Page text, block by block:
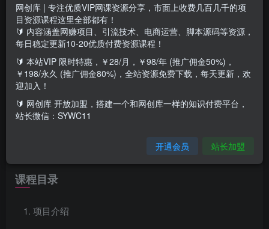
项目介绍
0.01元开通腾讯爱奇艺优酷影视会员
硬通货一天一百单，轻松日入1000+
课程目录
项目介绍
网创库 | 专注优质VIP网课资源分享，市面上收费几百几千的项
目资源课程这里全部都有！
🔰 内容涵盖网赚项目、引流技术、电商运营、脚本源码等资源，
每日稳定更新10-20优质付费资源课程！
🔰 本站VIP 限时特惠，￥28/月，￥98/年 (推广佣金50%)，
￥198/永久 (推广佣金80%)，全站资源免费下载，每天更新，欢
迎加入！
🔰 网创库 开放加盟，搭建一个和网创库一样的知识付费平台，
站长微信：SYWC11
开通会员 站长加盟